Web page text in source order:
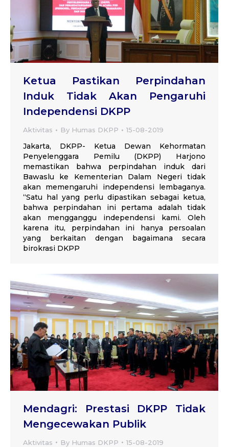
Ketua Pastikan Perpindahan
Induk Tidak Akan Pengaruhi
Independensi DKPP
Aktivitas By Humas DKPP 15-08-2019
Jakarta, DKPP- Ketua Dewan Kehormatan
Penyelenggara Pemilu (DKPP) Harjono
memastikan bahwa perpindahan induk dari
Bawaslu ke Kementerian Dalam Negeri tidak
akan memengaruhi independensi lembaganya.
“Satu hal yang perlu dipastikan sebagai ketua,
bahwa perpindahan ini pertama adalah tidak
akan mengganggu independensi kami. Oleh
karena itu, perpindahan ini hanya persoalan
yang berkaitan dengan bagaimana secara
birokrasi DKPP
Mendagri: Prestasi DKPP Tidak
Mengecewakan Publik
Aktivitas By Humas DKPP 15-08-2019